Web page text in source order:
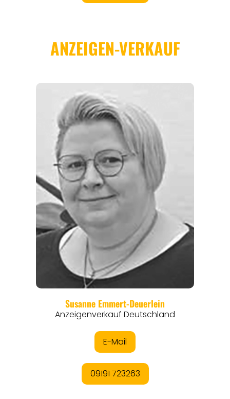
ORTE
REISEFÜHRER
REISEMAGAZINE
THEMEN
ANGEBOTE